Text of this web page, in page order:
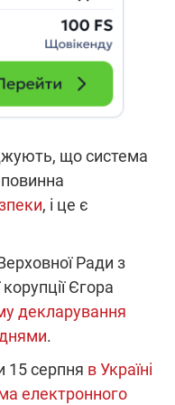
що система
, і це є
Ради з
Єгора
декларування
.
15 серпня в Україні
електронного